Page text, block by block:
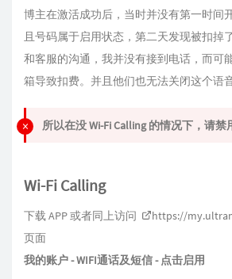
博主在激活成功后，当时并没有第一时间
且号码属于启用状态，第二天发现被扣掉
和客服的沟通，我并没有接到电话，而可
箱导致扣费。并且他们也无法关闭这个语
所以在没 Wi-Fi Calling 的情况下，请禁
Wi-Fi Calling
下载 APP 或者同上访问
https://
页面
我的账户 - WIFI通话及短信 - 点击启用